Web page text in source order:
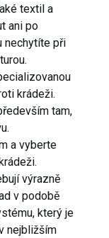
textil a
ani po
nechytíte při
krádeži.
tam,
a vyberte
výrazně
v podobě
který je
nejbližším